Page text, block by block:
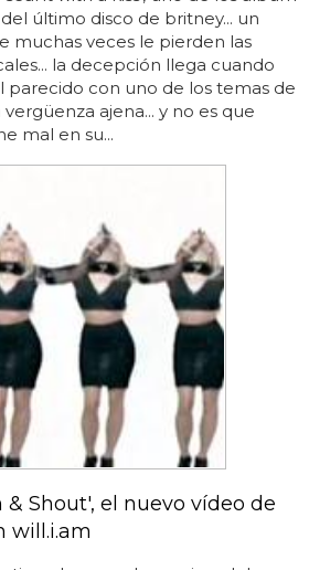
último disco de britney... un
muchas veces le pierden las
la decepción llega cuando
con uno de los temas de
ajena... y no es que
mal en su...
& Shout', el nuevo vídeo de
will.i.am